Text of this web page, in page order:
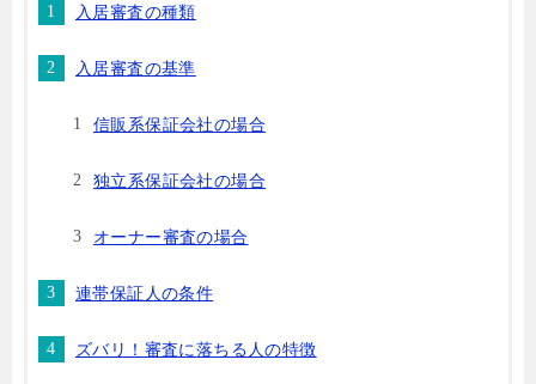
入居審査の種類
入居審査の基準
信販系保証会社の場合
独立系保証会社の場合
オーナー審査の場合
連帯保証人の条件
ズバリ！審査に落ちる人の特徴